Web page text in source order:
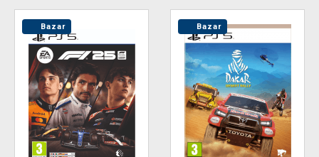
Bazar Bazar